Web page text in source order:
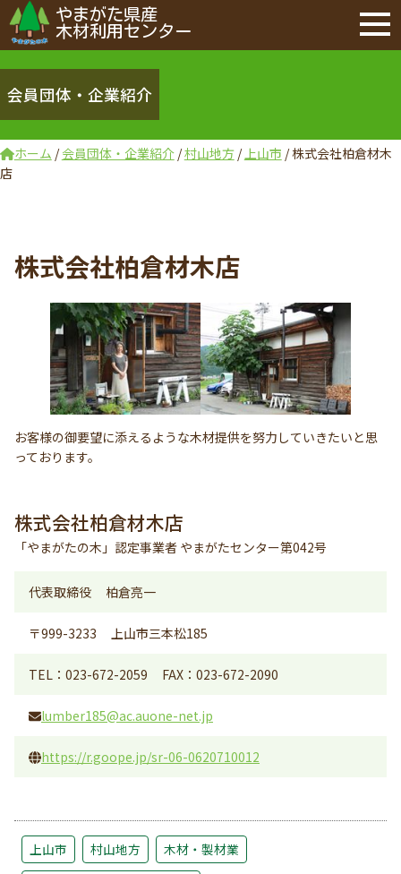
やまがた県産
木材利用センター
会員団体・企業紹介
ホーム /会員団体・企業紹介/村山地方/上山市 /株式会社柏倉材木
店
株式会社柏倉材木店
お客様の御要望に添えるような木材提供を努力していきたいと思
っております。
株式会社柏倉材木店
「やまがたの木」認定事業者 やまがたセンター第042号
代表取締役 柏倉亮一
〒999-3233 上山市三本松185
TEL：023-672-2059 FAX：023-672-2090
lumber185@ac.auone-net.jp
https://r.goope.jp/sr-06-0620710012
上山市 村山地方
木材・製材業